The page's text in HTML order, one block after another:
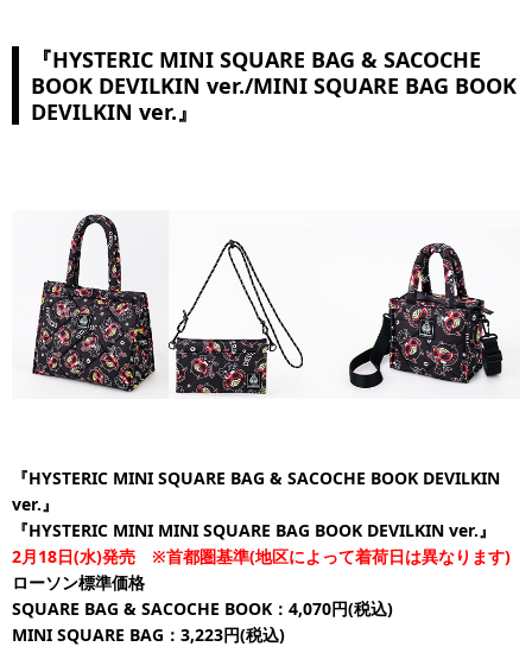
『HYSTERIC MINI SQUARE BAG & SACOCHE
BOOK DEVILKIN ver./MINI SQUARE BAG BOOK
DEVILKIN ver.』
『HYSTERIC MINI SQUARE BAG & SACOCHE BOOK DEVILKIN
ver.』
『HYSTERIC MINI MINI SQUARE BAG BOOK DEVILKIN ver.』
2月18日(水)発売 ※首都圏基準(地区によって着荷日は異なります)
ローソン標準価格
SQUARE BAG & SACOCHE BOOK：4,070円(税込)
MINI SQUARE BAG：3,223円(税込)